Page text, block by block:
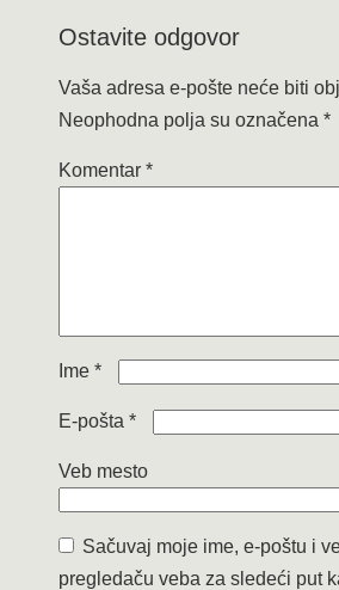
Ostavite odgovor
Vaša adresa e-pošte neće biti
Neophodna polja su označena *
Komentar *
Ime *
E-pošta *
Veb mesto
Sačuvaj moje ime, e-poštu i
pregledaču veba za sledeći put